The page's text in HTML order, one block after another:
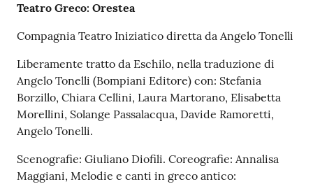
Teatro Greco: Orestea
Compagnia Teatro Iniziatico diretta da Angelo Tonelli
Liberamente tratto da Eschilo, nella traduzione di
Angelo Tonelli (Bompiani Editore) con: Stefania
Borzillo, Chiara Cellini, Laura Martorano, Elisabetta
Morellini, Solange Passalacqua, Davide Ramoretti,
Angelo Tonelli.
Scenografie: Giuliano Diofili. Coreografie: Annalisa
Maggiani, Melodie e canti in greco antico: